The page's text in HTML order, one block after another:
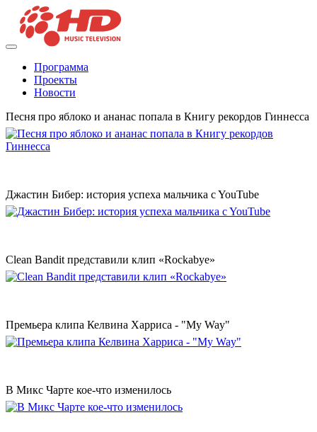
Программа
Проекты
Новости
Песня про яблоко и ананас попала в Книгу рекордов Гиннесса
Джастин Бибер: история успеха мальчика c YouTube
Clean Bandit представили клип «Rockabye»
Премьера клипа Келвина Харриса - "My Way"
В Микс Чарте кое-что изменилось